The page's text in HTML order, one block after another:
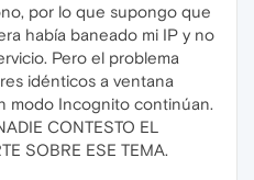
por lo que supongo que
había baneado mi IP y no
Pero el problema
idénticos a ventana
modo Incognito continúan.
CONTESTO EL
SOBRE ESE TEMA.